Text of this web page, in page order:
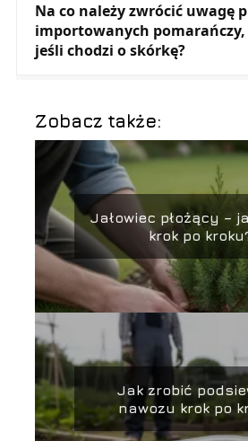
Na co należy zwrócić uwagę
importowanych pomarańczy,
jeśli chodzi o skórkę?
Zobacz także:
Jałowiec płożący –
krok po
Jak zrobić
nawozu krok po